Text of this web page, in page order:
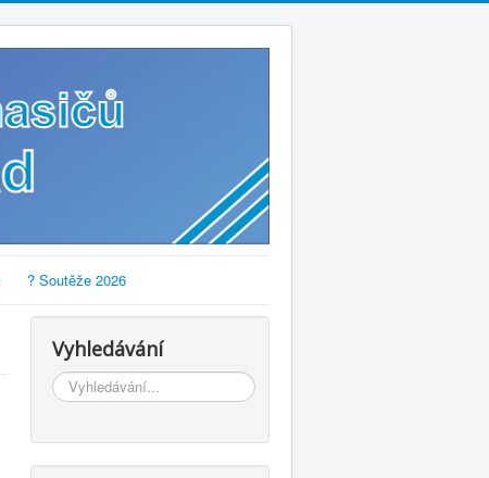
? Soutěže 2026
Vyhledávání
Vyhledávání...